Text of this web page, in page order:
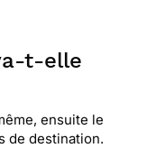
t-elle
ensuite le
de destination.